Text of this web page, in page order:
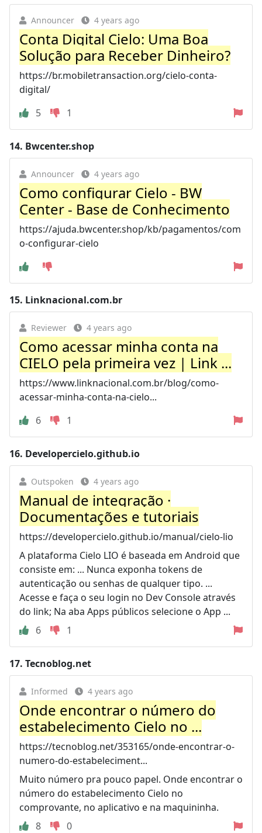
Announcer 4 years ago
Conta Digital Cielo: Uma Boa
Solução para Receber Dinheiro?
https://br.mobiletransaction.org/cielo-conta-
digital/
5
1
14. Bwcenter.shop
Announcer 4 years ago
Como configurar Cielo - BW
Center - Base de Conhecimento
https://ajuda.bwcenter.shop/kb/pagamentos/com
o-configurar-cielo
15. Linknacional.com.br
Reviewer 4 years ago
Como acessar minha conta na
CIELO pela primeira vez | Link ...
https://www.linknacional.com.br/blog/como-
acessar-minha-conta-na-cielo...
6
1
16. Developercielo.github.io
Outspoken 4 years ago
Manual de integração ·
Documentações e tutoriais
https://developercielo.github.io/manual/cielo-lio
A plataforma Cielo LIO é baseada em Android que
consiste em: ... Nunca exponha tokens de
autenticação ou senhas de qualquer tipo. ...
Acesse e faça o seu login no Dev Console através
do link; Na aba Apps públicos selecione o App ...
6
1
17. Tecnoblog.net
Informed 4 years ago
Onde encontrar o número do
estabelecimento Cielo no ...
https://tecnoblog.net/353165/onde-encontrar-o-
numero-do-estabeleciment...
Muito número pra pouco papel. Onde encontrar o
número do estabelecimento Cielo no
comprovante, no aplicativo e na maquininha.
8
0